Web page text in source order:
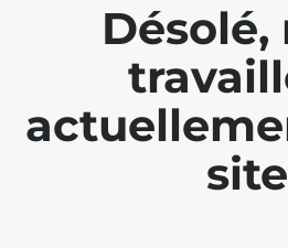
Désolé,
site